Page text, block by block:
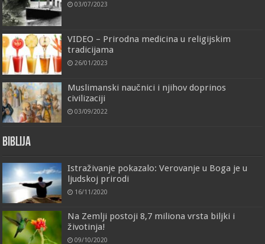
03/07/2023
VIDEO – Prirodna medicina u religijskim
tradicijama
26/01/2023
Muslimanski naučnici i njihov doprinos
civilizaciji
03/09/2022
Biblija
Istraživanje pokazalo: Verovanje u Boga je u
ljudskoj prirodi
16/11/2020
Na Zemlji postoji 8,7 miliona vrsta biljki i
životinja!
09/10/2020